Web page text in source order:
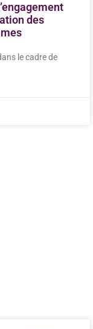
des
le cadre de